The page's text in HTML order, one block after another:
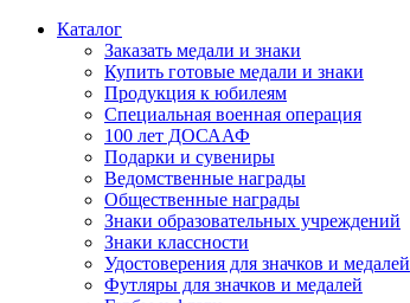
Каталог
Заказать медали и знаки
Купить готовые медали и знаки
Продукция к юбилеям
Специальная военная операция
100 лет ДОСААФ
Подарки и сувениры
Ведомственные награды
Общественные награды
Знаки образовательных учреждений
Знаки классности
Удостоверения для значков и медалей
Футляры для значков и медалей